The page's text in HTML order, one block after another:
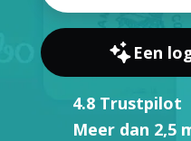
Een
4.8 Trustpilot
Meer dan 2,5